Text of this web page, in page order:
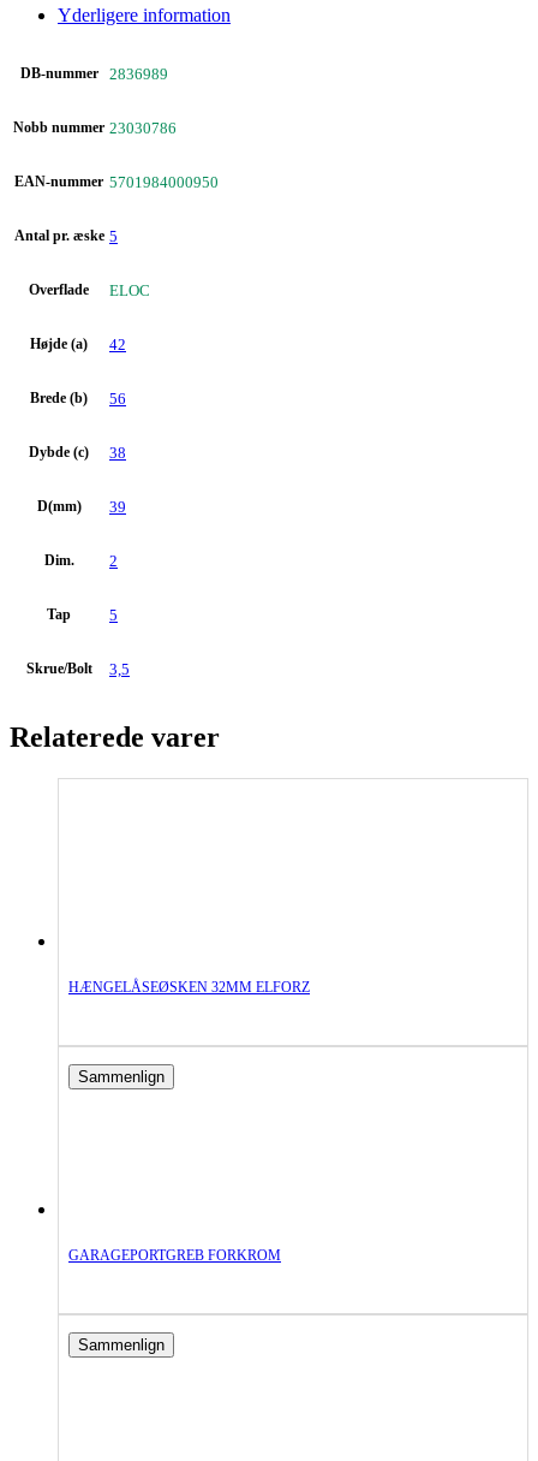
Yderligere information
DB-nummer 2836989
Nobb nummer 23030786
EAN-nummer 5701984000950
Antal pr. æske 5
Overflade ELOC
Højde (a) 42
Brede (b) 56
Dybde (c) 38
D(mm) 39
Dim. 2
Tap 5
Skrue/Bolt 3,5
Relaterede varer
HÆNGELÅSEØSKEN 32MM ELFORZ
Sammenlign
GARAGEPORTGREB FORKROM
Sammenlign